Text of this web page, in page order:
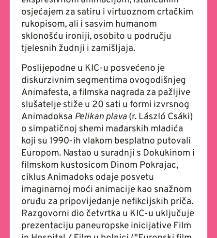
osjećajem za satiru i virtuoznom crtačkim
rukopisom, ali i sasvim humanom
sklonošću ironiji, osobito u području
tjelesnih žudnji i zamišljaja.
Poslijepodne u KIC-u posvećeno je
diskurzivnim segmentima ovogodišnjeg
Animafesta, a filmska nagrada za pažljive
slušatelje stiže u 20 sati u formi izvrsnog
Animadoksa Pelikan plava (r. László Csáki)
o simpatičnoj shemi mađarskih mladića
koji su 1990-ih vlakom besplatno putovali
Europom. Nastao u suradnji s Dokukinom i
filmskom kustosicom Dinom Pokrajac,
ciklus Animadoks odaje posvetu
imaginarnoj moći animacije kao snažnom
oruđu za pripovijedanje nefikcijskih priča.
Razgovorni dio četvrtka u KIC-u uključuje
prezentaciju paneuropske inicijative Film